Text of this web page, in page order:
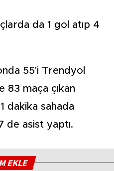
da 1 gol atıp 4
55'i Trendyol
83 maça çıkan
dakika sahada
de asist yaptı.
EKLE